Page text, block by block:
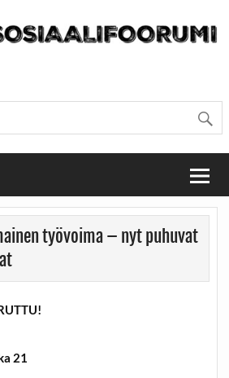
/ Suomen
Lapinlahden Lähteellä, Helsingissä
työvoima – nyt puhuvat
21